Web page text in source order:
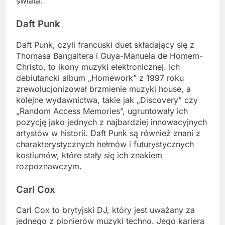
Daft Punk
Daft Punk, czyli francuski duet składający się z
Thomasa Bangaltera i Guya-Manuela de Homem-
Christo, to ikony muzyki elektronicznej. Ich
debiutancki album „Homework” z 1997 roku
zrewolucjonizował brzmienie muzyki house, a
kolejne wydawnictwa, takie jak „Discovery” czy
„Random Access Memories”, ugruntowały ich
pozycję jako jednych z najbardziej innowacyjnych
artystów w historii. Daft Punk są również znani z
charakterystycznych hełmów i futurystycznych
kostiumów, które stały się ich znakiem
rozpoznawczym.
Carl Cox
Carl Cox to brytyjski DJ, który jest uważany za
jednego z pionierów muzyki techno. Jego kariera